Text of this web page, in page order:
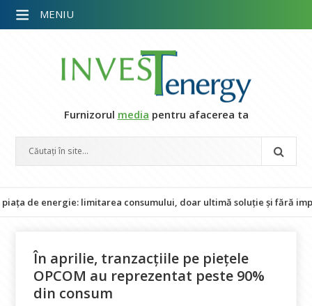
Furnizorul media pentru afacerea ta
limitarea consumului, doar ultimă soluție și fără impact
În aprilie, tranzacțiile pe piețele
OPCOM au reprezentat peste 90%
din consum
MENIU